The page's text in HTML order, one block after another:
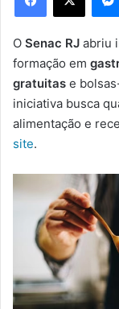
O Senac RJ abriu
formação em
gratuitas e
iniciativa busca
alimentação e
site.